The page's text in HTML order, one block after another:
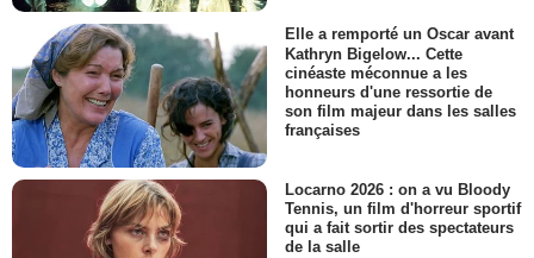
Elle a remporté un Oscar avant
Kathryn Bigelow... Cette
cinéaste méconnue a les
honneurs d'une ressortie de
son film majeur dans les salles
françaises
Locarno 2026 : on a vu Bloody
Tennis, un film d'horreur sportif
qui a fait sortir des spectateurs
de la salle